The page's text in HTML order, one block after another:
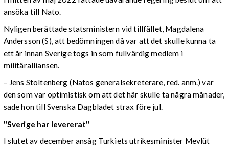
ansöka till Nato.
Nyligen berättade statsministern vid tillfället, Magdalena
Andersson (S), att bedömningen då var att det skulle kunna ta
ett år innan Sverige togs in som fullvärdig medlem i
militäralliansen.
– Jens Stoltenberg (Natos generalsekreterare, red. anm.) var
den som var optimistisk om att det här skulle ta några månader,
sade hon till Svenska Dagbladet strax före jul.
"Sverige har levererat"
I slutet av december ansåg Turkiets utrikesminister Mevlüt